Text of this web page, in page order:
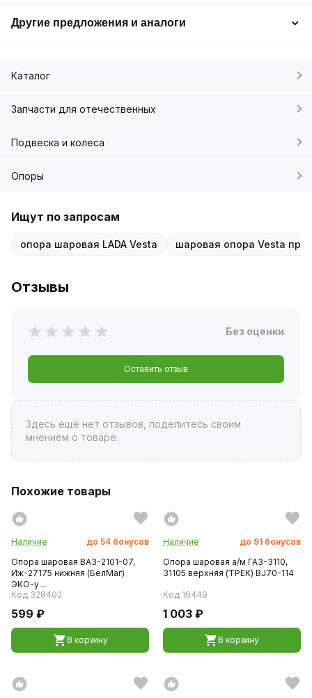
Другие предложения и аналоги
Каталог
Запчасти для отечественных
Подвеска и колеса
Опоры
Ищут по запросам
опора шаровая LADA Vesta шаровая опора Vesta
Отзывы
Без оценки
Оставить отзыв
Здесь ещё нет отзывов, поделитесь своим
мнением о товаре.
Похожие товары
Наличие до 54 бонусов
Опора шаровая ВАЗ-2101-07,
Иж-27175 нижняя (БелМаг)
ЭКО-у...
Код 328402
599 ₽
В корзину
Наличие до 91 бонусов
Опора шаровая а/м ГАЗ-3110,
31105 верхняя (ТРЕК) BJ70-114
Код 16449
1 003 ₽
В корзину